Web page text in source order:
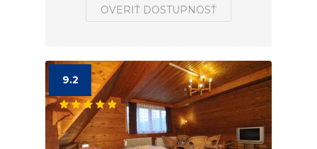
OVERIŤ DOSTUPNOSŤ
9.2